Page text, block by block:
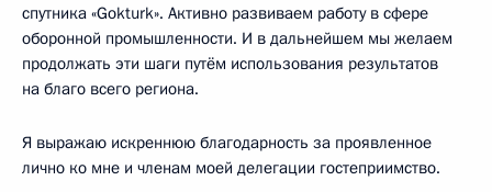
спутника «Gokturk». Активно развиваем работу в сфере
оборонной промышленности. И в дальнейшем мы желаем
продолжать эти шаги путём использования результатов
на благо всего региона.
Я выражаю искреннюю благодарность за проявленное
лично ко мне и членам моей делегации гостеприимство.